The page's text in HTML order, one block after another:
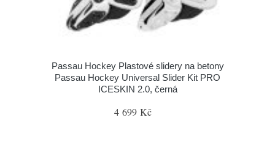
Passau Hockey Plastové slidery na betony
Passau Hockey Universal Slider Kit PRO
ICESKIN 2.0, černá
4 699 Kč